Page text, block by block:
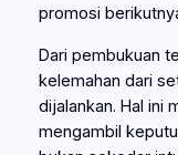
promosi
Dari pembukuan
kelemahan dari
dijalankan. Hal ini
mengambil